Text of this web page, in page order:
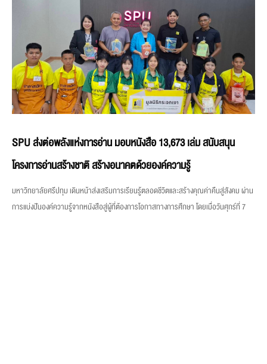
SPU ส่งต่อพลังแห่งการอ่าน มอบหนังสือ 13,673 เล่ม สนับสนุน
โครงการอ่านสร้างชาติ สร้างอนาคตด้วยองค์ความรู้
มหาวิทยาลัยศรีปทุม เดินหน้าส่งเสริมการเรียนรู้ตลอดชีวิตและสร้างคุณค่าคืนสู่สังคม ผ่าน
การแบ่งปันองค์ความรู้จากหนังสือสู่ผู้ที่ต้องการโอกาสทางการศึกษา โดยเมื่อวันศุกร์ที่ 7